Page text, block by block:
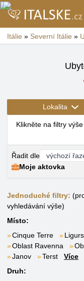
Itálie » Severní Itálie »
Lokalita
Klikněte na filtry
Řadit dle
Moje aktovka
Jednoduché filtry:
vyhledávání výše)
Místo:
Cinque Terre
Oblast Ravenna
Janov
Terst
Více
Druh: